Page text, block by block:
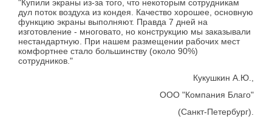
"Купили экраны из-за того, что некоторым сотрудникам
дул поток воздуха из кондея. Качество хорошее, основную
функцию экраны выполняют. Правда 7 дней на
изготовление - многовато, но конструкцию мы заказывали
нестандартную. При нашем размещении рабочих мест
комфортнее стало большинству (около 90%)
сотрудников."
Кукушкин А.Ю.,
ООО "Компания Благо"
(Санкт-Петербург).